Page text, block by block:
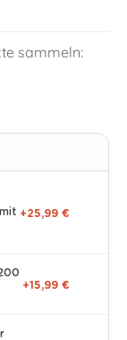
sammeln:
+25,99 €
+15,99 €